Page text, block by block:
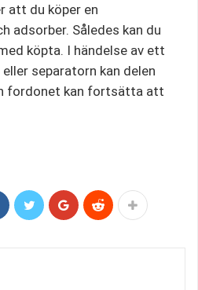
att du köper en
adsorber. Således kan du
köpta. I händelse av ett
separatorn kan delen
fordonet kan fortsätta att